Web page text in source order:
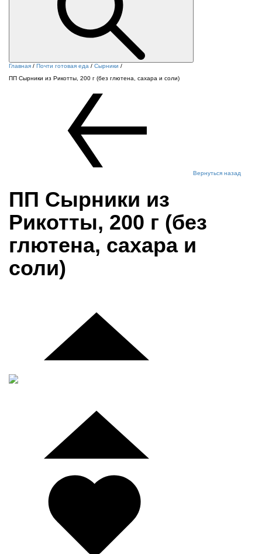
Главная / Почти готовая еда / Сырники /
ПП Сырники из Рикотты, 200 г (без глютена, сахара и соли)
Вернуться назад
ПП Сырники из
Рикотты, 200 г (без
глютена, сахара и
соли)